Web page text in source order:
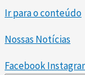
Ir para o conteúdo
Nossas Notícias
Facebook